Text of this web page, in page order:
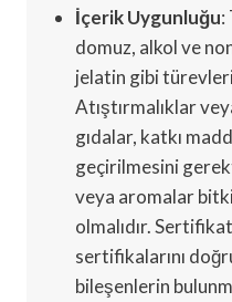
İçerik Uygunluğu:
domuz, alkol ve
jelatin gibi
Atıştırmalıklar
gıdalar, katkı
geçirilmesini
veya aromalar
olmalıdır.
sertifikalarını
bileşenlerin